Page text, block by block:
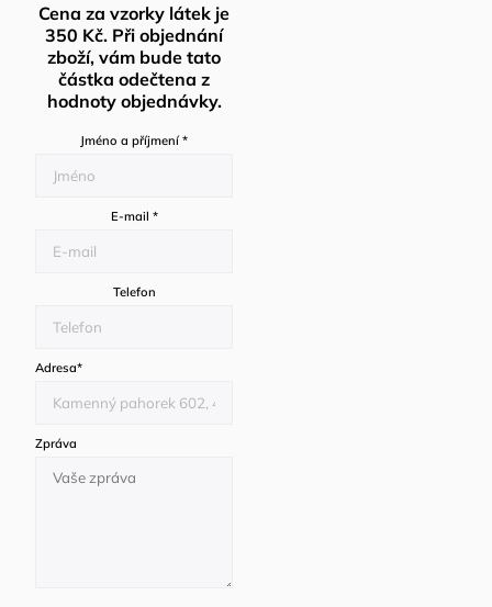
Cena za vzorky látek je
350 Kč. Při objednání
zboží, vám bude tato
částka odečtena z
hodnoty objednávky.
Jméno a příjmení *
E-mail *
Telefon
Adresa*
Zpráva